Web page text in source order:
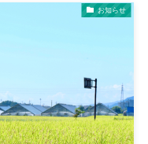
お知らせ